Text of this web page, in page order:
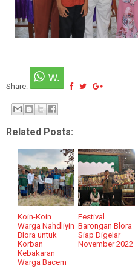
Share:
Related Posts:
Koin-Koin
Warga Nahdliyin
Blora untuk
Korban
Kebakaran
Warga Bacem
Festival
Barongan Blora
Siap Digelar
November 2022